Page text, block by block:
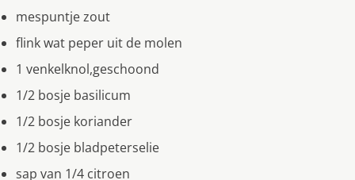
mespuntje zout
flink wat peper uit de molen
1 venkelknol,geschoond
1/2 bosje basilicum
1/2 bosje koriander
1/2 bosje bladpeterselie
sap van 1/4 citroen